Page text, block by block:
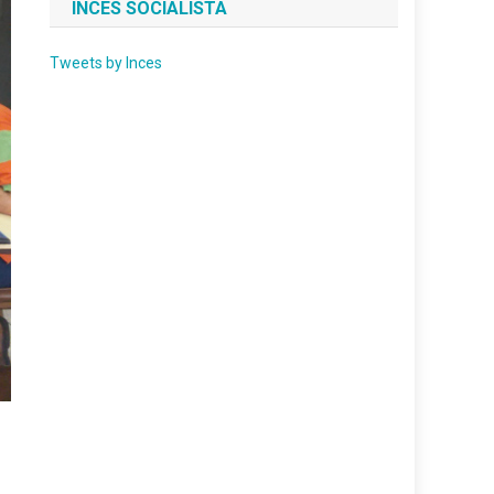
INCES SOCIALISTA
Tweets by Inces